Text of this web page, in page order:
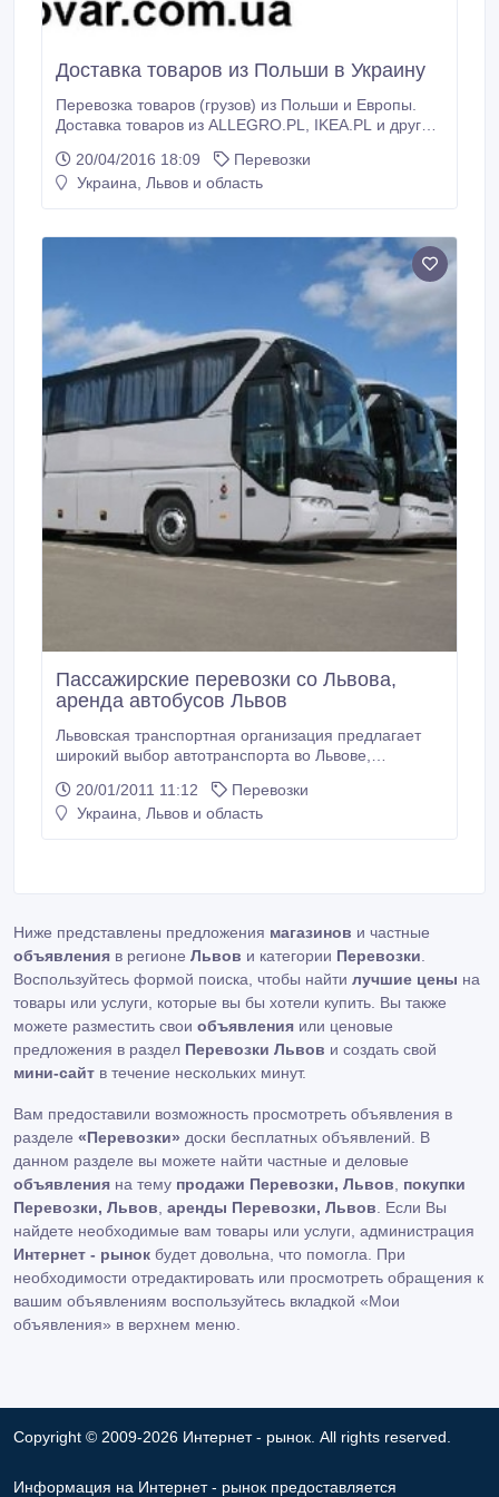
Доставка товаров из Польши в Украину
Перевозка товаров (грузов) из Польши и Европы.
Доставка товаров из ALLEGRO.PL, IKEA.PL и других
склад в Польше вблизи границы. При потребности
оказываем помощь при покупке товара на
20/04/2016 18:09
Перевозки
Украина, Львов и область
Пассажирские перевозки со Львова,
аренда автобусов Львов
Львовская транспортная организация предлагает
широкий выбор автотранспорта во Львове,
Львову, экскурсионные поездки по Львовской
области и Западной Украины, международные
20/01/2011 11:12
Перевозки
Украина, Львов и область
Ниже представлены предложения магазинов и частные
объявления в регионе Львов и категории Перевозки.
Воспользуйтесь формой поиска, чтобы найти лучшие цены на
товары или услуги, которые вы бы хотели купить. Вы также
можете разместить свои объявления или ценовые
предложения в раздел Перевозки Львов и создать свой
мини-сайт в течение нескольких минут.
Вам предоставили возможность просмотреть объявления в
разделе «Перевозки» доски бесплатных объявлений. В
данном разделе вы можете найти частные и деловые
объявления на тему продажи Перевозки, Львов, покупки
Перевозки, Львов, аренды Перевозки, Львов. Если Вы
найдете необходимые вам товары или услуги, администрация
Интернет - рынок будет довольна, что помогла. При
необходимости отредактировать или просмотреть обращения к
вашим объявлениям воспользуйтесь вкладкой «Мои
объявления» в верхнем меню.
Copyright © 2009-2026 Интернет - рынок. All rights reserved.
Информация на Интернет - рынок предоставляется